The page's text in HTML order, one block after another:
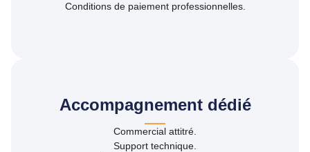
Conditions de paiement professionnelles.
Accompagnement dédié
Commercial attitré.
Support technique.